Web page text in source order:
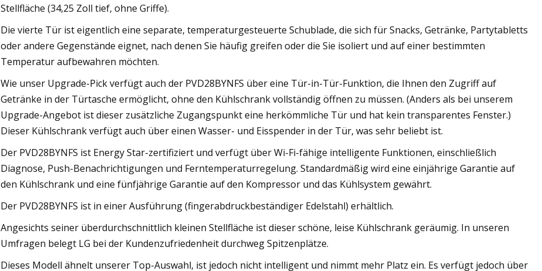
Stellfläche (34,25 Zoll tief, ohne Griffe).
Die vierte Tür ist eigentlich eine separate, temperaturgesteuerte Schublade, die sich für Snacks, Getränke, Partytabletts
oder andere Gegenstände eignet, nach denen Sie häufig greifen oder die Sie isoliert und auf einer bestimmten
Temperatur aufbewahren möchten.
Wie unser Upgrade-Pick verfügt auch der PVD28BYNFS über eine Tür-in-Tür-Funktion, die Ihnen den Zugriff auf
Getränke in der Türtasche ermöglicht, ohne den Kühlschrank vollständig öffnen zu müssen. (Anders als bei unserem
Upgrade-Angebot ist dieser zusätzliche Zugangspunkt eine herkömmliche Tür und hat kein transparentes Fenster.)
Dieser Kühlschrank verfügt auch über einen Wasser- und Eisspender in der Tür, was sehr beliebt ist.
Der PVD28BYNFS ist Energy Star-zertifiziert und verfügt über Wi-Fi-fähige intelligente Funktionen, einschließlich
Diagnose, Push-Benachrichtigungen und Ferntemperaturregelung. Standardmäßig wird eine einjährige Garantie auf
den Kühlschrank und eine fünfjährige Garantie auf den Kompressor und das Kühlsystem gewährt.
Der PVD28BYNFS ist in einer Ausführung (fingerabdruckbeständiger Edelstahl) erhältlich.
Angesichts seiner überdurchschnittlich kleinen Stellfläche ist dieser schöne, leise Kühlschrank geräumig. In unseren
Umfragen belegt LG bei der Kundenzufriedenheit durchweg Spitzenplätze.
Dieses Modell ähnelt unserer Top-Auswahl, ist jedoch nicht intelligent und nimmt mehr Platz ein. Es verfügt jedoch über